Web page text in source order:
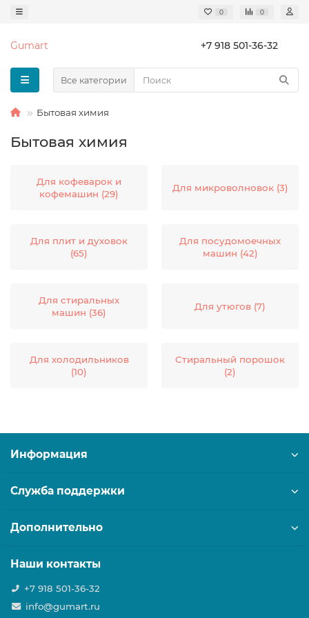
0 0
Gumart +7 918 501-36-32
Все категории
Бытовая химия
Бытовая химия
Для кофеварок и
кофемашин (29)
Для микроволновок (3)
Для плит и духовок
(65)
Для посудомоечных
машин (42)
Для стиральных
машин (36)
Для утюгов (7)
Для холодильников
(10)
Стиральный порошок
(2)
Информация
Служба поддержки
Дополнительно
Наши контакты
+7 918 501-36-32
info@gumart.ru